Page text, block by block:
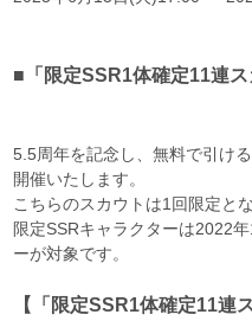
■「限定SSR1体確定11連ス
5.5周年を記念し、無料で引け
開催いたします。
こちらのスカウトは1回限定と
限定SSRキャラクターは2022
ーが対象です。
【「限定SSR1体確定11連